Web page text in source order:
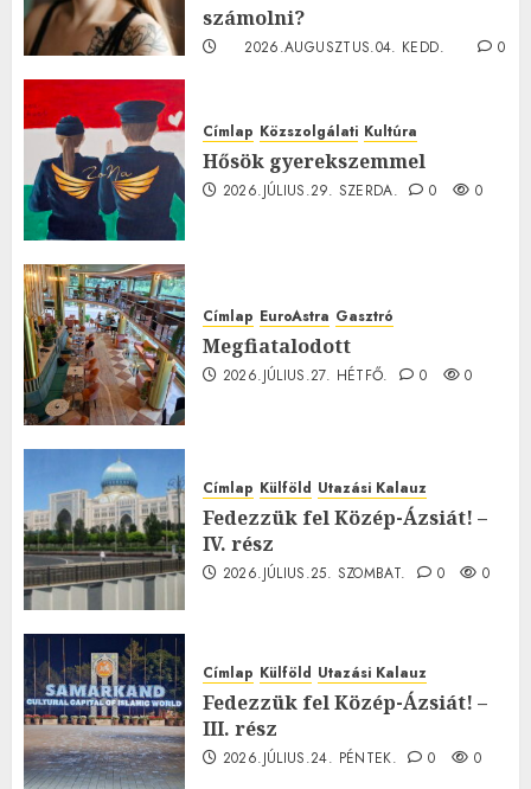
számolni?
2026.AUGUSZTUS.04. KEDD.
0
Címlap Közszolgálati Kultúra
Hősök gyerekszemmel
2026.JÚLIUS.29. SZERDA. 0 0
Címlap EuroAstra Gasztró
Megfiatalodott
2026.JÚLIUS.27. HÉTFŐ. 0 0
Címlap Külföld Utazási Kalauz
Fedezzük fel Közép-Ázsiát! –
IV. rész
2026.JÚLIUS.25. SZOMBAT. 0 0
Címlap Külföld Utazási Kalauz
Fedezzük fel Közép-Ázsiát! –
III. rész
2026.JÚLIUS.24. PÉNTEK. 0 0